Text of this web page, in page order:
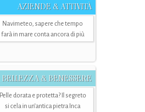
AZIENDE & ATTIVITÀ
Navimeteo, sapere che tempo
farà in mare conta ancora di più
BELLEZZA & BENESSERE
Pelle dorata e protetta? Il segreto
si cela in un’antica pietra Inca